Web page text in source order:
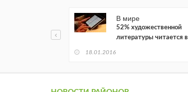
В мире
52% художественной
литературы читается в
18.01.2016